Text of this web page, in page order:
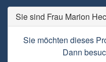
Sie sind Frau Marion
Sie möchten dieses
Dann